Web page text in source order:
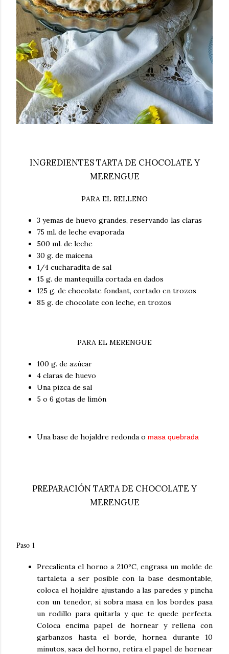
INGREDIENTES TARTA DE CHOCOLATE Y
MERENGUE
PARA EL RELLENO
3 yemas de huevo grandes, reservando las claras
75 ml. de leche evaporada
500 ml. de leche
30 g. de maicena
1/4 cucharadita de sal
15 g. de mantequilla cortada en dados
125 g. de chocolate fondant, cortado en trozos
85 g. de chocolate con leche, en trozos
PARA EL MERENGUE
100 g. de azúcar
4 claras de huevo
Una pizca de sal
5 o 6 gotas de limón
Una base de hojaldre redonda o masa quebrada
PREPARACIÓN TARTA DE CHOCOLATE Y
MERENGUE
Paso 1
Precalienta el horno a 210ºC, engrasa un molde de
tartaleta a ser posible con la base desmontable,
coloca el hojaldre ajustando a las paredes y pincha
con un tenedor, si sobra masa en los bordes pasa
un rodillo para quitarla y que te quede perfecta.
Coloca encima papel de hornear y rellena con
garbanzos hasta el borde, hornea durante 10
minutos, saca del horno, retira el papel de hornear